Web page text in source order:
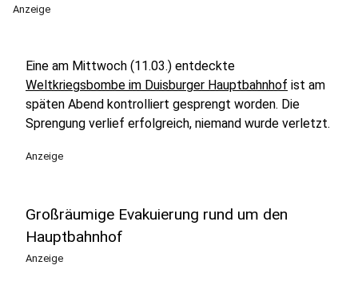
Anzeige
Eine am Mittwoch (11.03.) entdeckte
Weltkriegsbombe im Duisburger Hauptbahnhof ist am
späten Abend kontrolliert gesprengt worden. Die
Sprengung verlief erfolgreich, niemand wurde verletzt.
Anzeige
Großräumige Evakuierung rund um den
Hauptbahnhof
Anzeige